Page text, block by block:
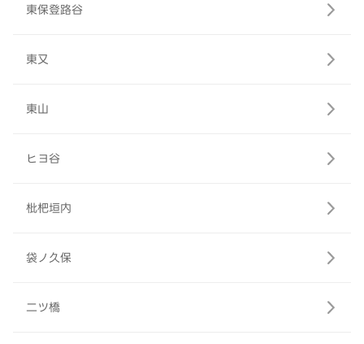
東保登路谷
東又
東山
ヒヨ谷
枇杷垣内
袋ノ久保
二ツ橋